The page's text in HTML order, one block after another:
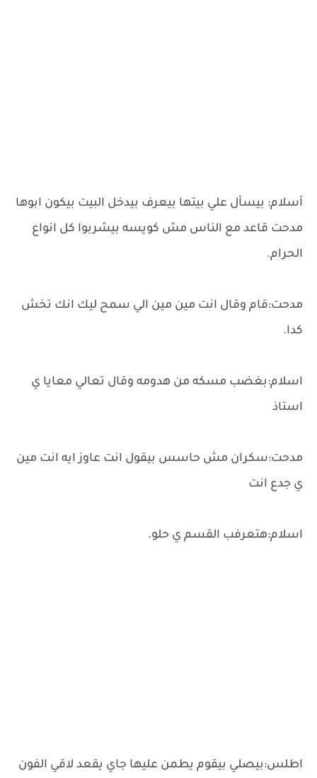
أسلام: بيسأل علي بيتها بيعرف بيدخل البيت بيكون ابوها
مدحت قاعد مع الناس مش كويسه بيشربوا كل انواع
الحرام.
مدحت:قام وقال انت مين مين الي سمح ليك انك تخش
كدا.
اسلام:بغضب مسكه من هدومه وقال تعالي معايا ي
استاذ
مدحت:سكران مش حاسس بيقول انت عاوز ايه انت مين
ي جدع انت
اسلام:هتعرفب القسم ي حلو.
اطلس:بيصلي بيقوم يطمن عليها جاي يقعد لاقي الفون